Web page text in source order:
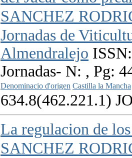
SANCHEZ
Jornadas de
Almendralejo
Jornadas- N: , Pg:
Denominacio d'origen Castilla la Mancha
634.8(462.221.1)
La regulacion de
SANCHEZ